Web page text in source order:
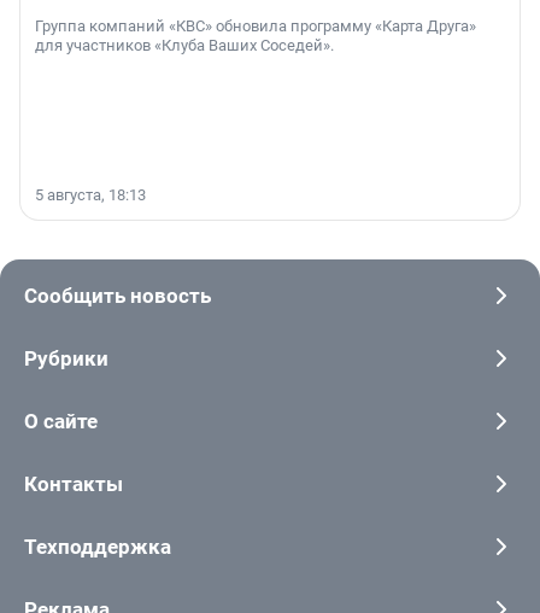
Группа компаний «КВС» обновила программу «Карта Друга»
для участников «Клуба Ваших Соседей».
5 августа, 18:13
Сообщить новость
Рубрики
О сайте
Контакты
Техподдержка